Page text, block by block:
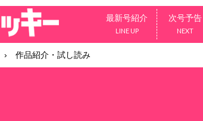
最新号紹介
LINE UP
次号予告
NEXT
作品紹介・試し読み